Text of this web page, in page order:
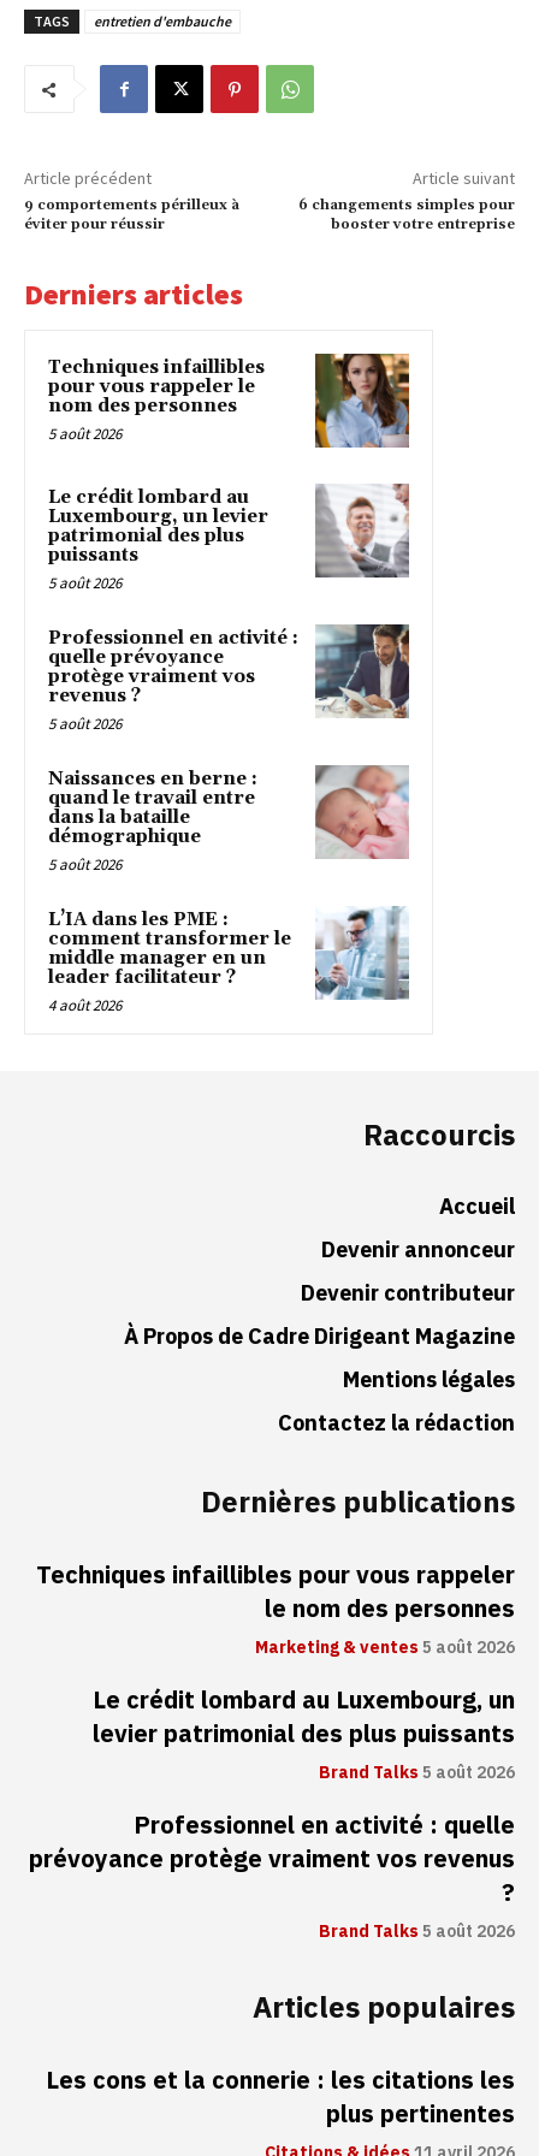
TAGS entretien d'embauche
Article précédent
9 comportements périlleux à
éviter pour réussir
Article suivant
6 changements simples pour
booster votre entreprise
Derniers articles
Techniques infaillibles
pour vous rappeler le
nom des personnes
5 août 2026
Le crédit lombard au
Luxembourg, un levier
patrimonial des plus
puissants
5 août 2026
Professionnel en activité :
quelle prévoyance
protège vraiment vos
revenus ?
5 août 2026
Naissances en berne :
quand le travail entre
dans la bataille
démographique
5 août 2026
L’IA dans les PME :
comment transformer le
middle manager en un
leader facilitateur ?
4 août 2026
Raccourcis
Accueil
Devenir annonceur
Devenir contributeur
À Propos de Cadre Dirigeant Magazine
Mentions légales
Contactez la rédaction
Dernières publications
Techniques infaillibles pour vous rappeler
le nom des personnes
Marketing & ventes5 août 2026
Le crédit lombard au Luxembourg, un
levier patrimonial des plus puissants
Brand Talks5 août 2026
Professionnel en activité : quelle
prévoyance protège vraiment vos revenus
?
Brand Talks5 août 2026
Articles populaires
Les cons et la connerie : les citations les
plus pertinentes